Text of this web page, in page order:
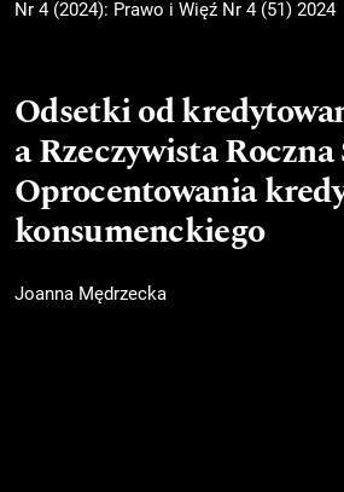
Nr 4 (2024): Prawo i Więź Nr 4 (51) 2024
Odsetki od
a Rzeczywista Roczna
Oprocentowania
konsumenckiego
Joanna Mędrzecka